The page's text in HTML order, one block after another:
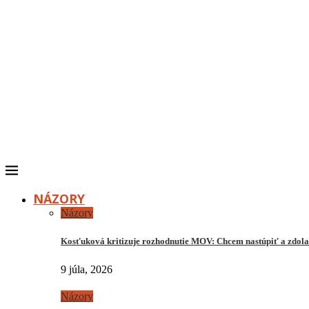
NÁZORY
Názory
Kosťuková kritizuje rozhodnutie MOV: Chcem nastúpiť a
9 júla, 2026
Názory